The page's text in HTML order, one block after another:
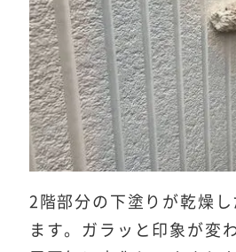
2階部分の下塗りが乾燥
ます。ガラッと印象が変